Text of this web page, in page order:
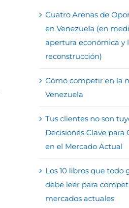
Cuatro Arenas de
en Venezuela (en
apertura económica y
reconstrucción)
Cómo competir en la
Venezuela
Tus clientes no son
Decisiones Clave para
en el Mercado Actual
Los 10 libros que todo
debe leer para
mercados actuales